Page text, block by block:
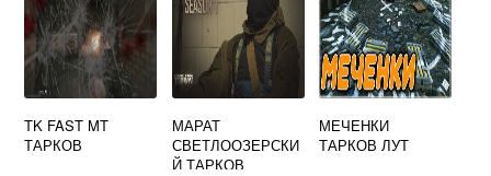
TK FAST MT
ТАРКОВ
МАРАТ
СВЕТЛООЗЕРСКИ
Й ТАРКОВ
МЕЧЕНКИ
ТАРКОВ ЛУТ